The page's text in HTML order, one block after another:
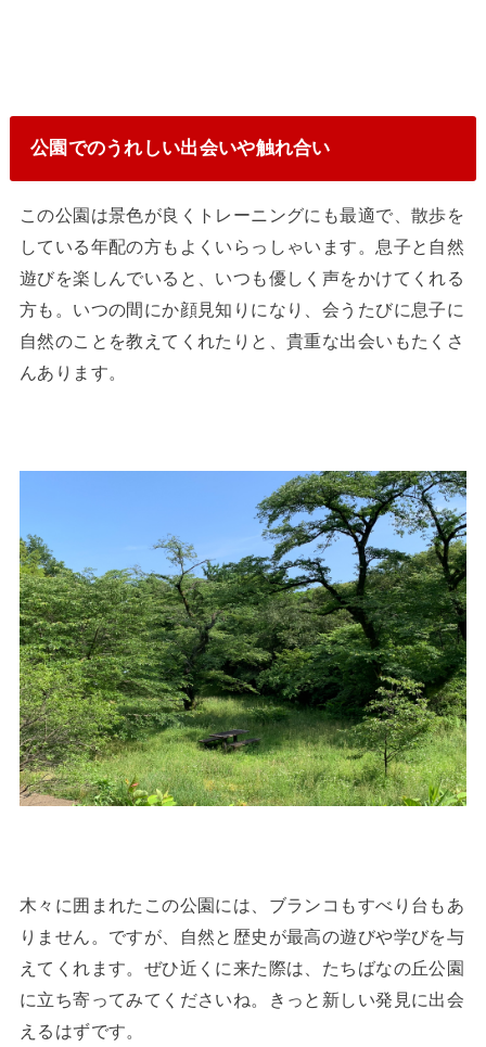
公園でのうれしい出会いや触れ合い
この公園は景色が良くトレーニングにも最適で、散歩を
している年配の方もよくいらっしゃいます。息子と自然
遊びを楽しんでいると、いつも優しく声をかけてくれる
方も。いつの間にか顔見知りになり、会うたびに息子に
自然のことを教えてくれたりと、貴重な出会いもたくさ
んあります。
木々に囲まれたこの公園には、ブランコもすべり台もあ
りません。ですが、自然と歴史が最高の遊びや学びを与
えてくれます。ぜひ近くに来た際は、たちばなの丘公園
に立ち寄ってみてくださいね。きっと新しい発見に出会
えるはずです。